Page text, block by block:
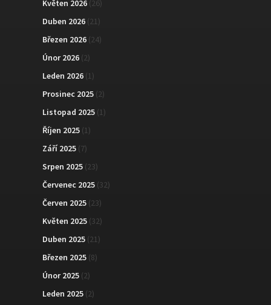
Květen 2026 (26)
Duben 2026 (21)
Březen 2026 (24)
Únor 2026 (2)
Leden 2026 (1)
Prosinec 2025 (2)
Listopad 2025 (1)
Říjen 2025 (1)
Září 2025 (7)
Srpen 2025 (23)
Červenec 2025 (32)
Červen 2025 (23)
Květen 2025 (32)
Duben 2025 (21)
Březen 2025 (8)
Únor 2025 (2)
Leden 2025 (2)